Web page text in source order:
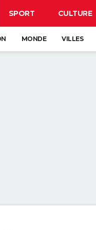
SPORT CULTURE
MONDE VILLES